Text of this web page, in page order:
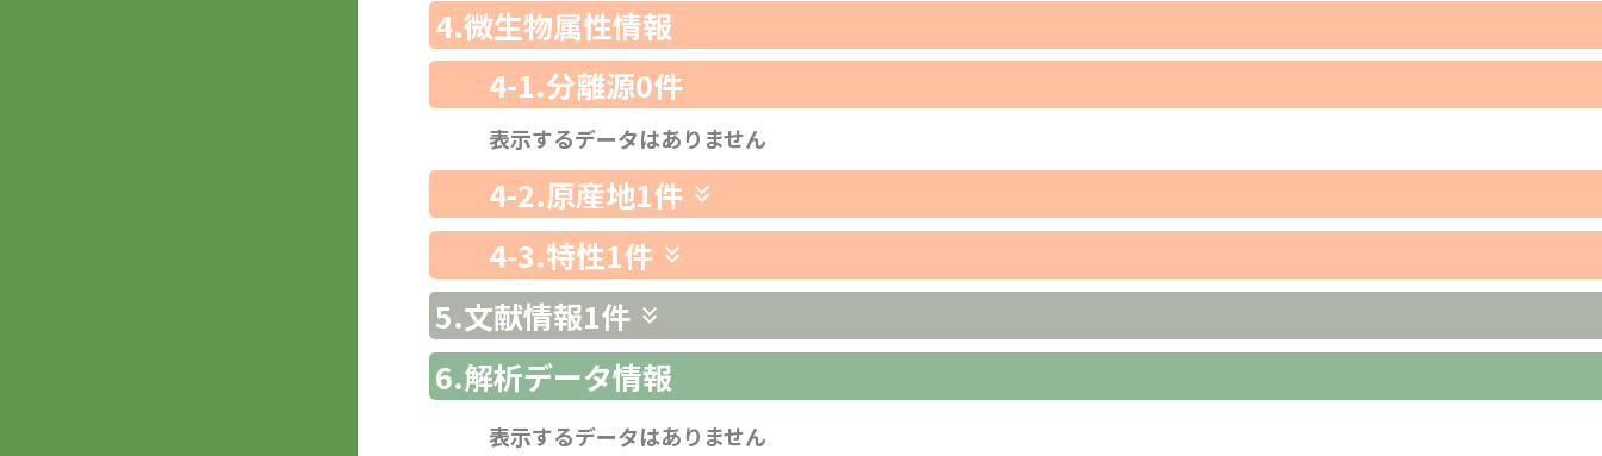
4.微生物属性情報
4-1.分離源0件
表示するデータはありません
4-2.原産地1件
4-3.特性1件
5.文献情報1件
6.解析データ情報
表示するデータはありません